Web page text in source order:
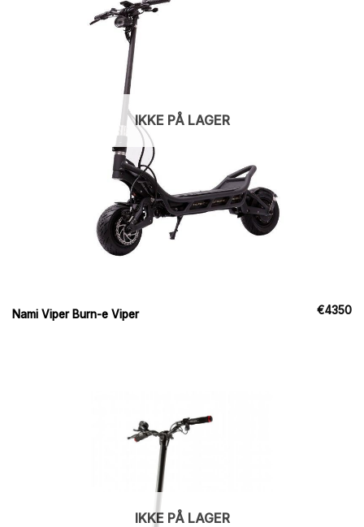
IKKE PÅ LAGER
Nami Viper Burn-e Viper €4350
IKKE PÅ LAGER